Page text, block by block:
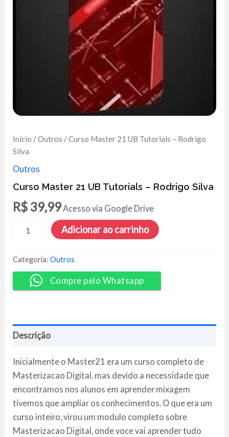
Início /Outros / Curso Master 21 UB Tutorials – Rodrigo
Silva
Outros
Curso Master 21 UB Tutorials – Rodrigo Silva
R$ 39,99Acesso via Google Drive
Master
UB
Tutorials
-
Rodrigo
Adicionar ao carrinho
Categoria:Outros
Compre pelo Whatsapp
Descrição
Inicialmente o Master21 era um curso completo de
Masterizacao Digital, mas devido a necessidade que
encontramos nos alunos em aprender mixagem
tivemos que ampliar os conhecimentos. O que era um
curso inteiro, virou um modulo completo sobre
Masterizacao Digital, onde voce vai aprender tudo